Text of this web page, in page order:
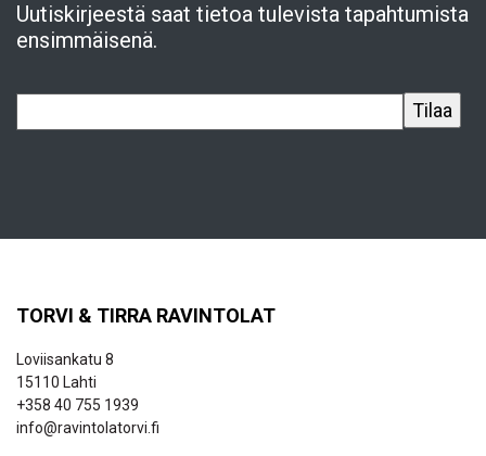
Uutiskirjeestä saat tietoa tulevista tapahtumista
ensimmäisenä.
TORVI & TIRRA RAVINTOLAT
Loviisankatu 8
15110 Lahti
+358 40 755 1939
info@ravintolatorvi.fi